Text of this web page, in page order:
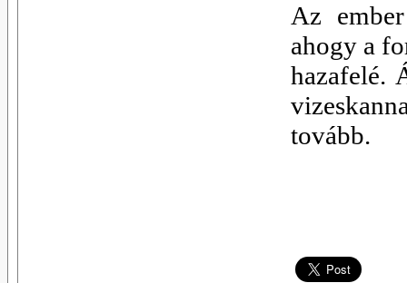
Az
ahogy a
hazafelé.
tovább.